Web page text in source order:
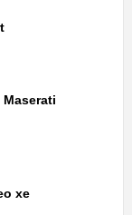
xe